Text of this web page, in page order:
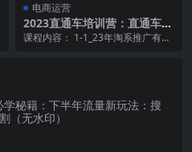
电商运营
2023直通车培训营：直通车低
花费-高产出的方法公布
课程内容： 1-1_23年淘系推广有哪
秘籍：下半年流量新玩法：搜
（无水印）